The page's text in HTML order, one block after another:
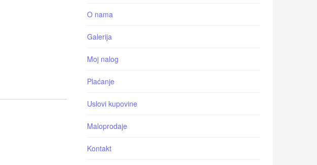
O nama
Galerija
Moj nalog
Plaćanje
Uslovi kupovine
Maloprodaje
Kontakt